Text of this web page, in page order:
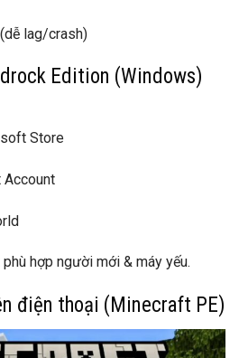
lag/crash)
Edition (Windows)
Store
phù hợp người mới & máy yếu.
điện thoại (Minecraft PE)